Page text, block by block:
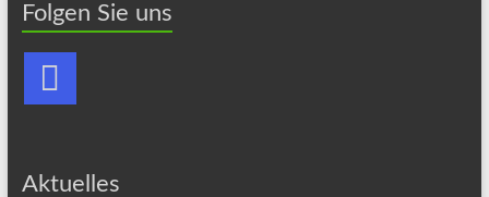
Folgen Sie uns
Aktuelles